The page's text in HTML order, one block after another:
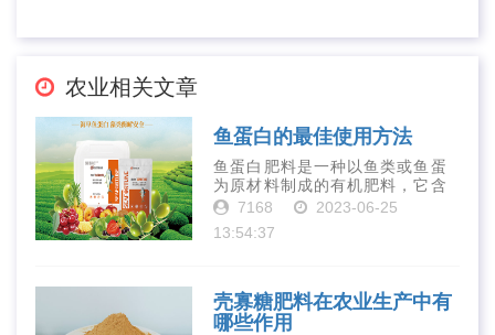
农业相关文章
鱼蛋白的最佳使用方法
鱼蛋白肥料是一种以鱼类或鱼蛋
为原材料制成的有机肥料，它含
有丰富的营养物质，如氮、磷、
元素和植物生长因子。这些营养
7168
2023-06-25
13:54:37
壳寡糖肥料在农业生产中有
哪些作用